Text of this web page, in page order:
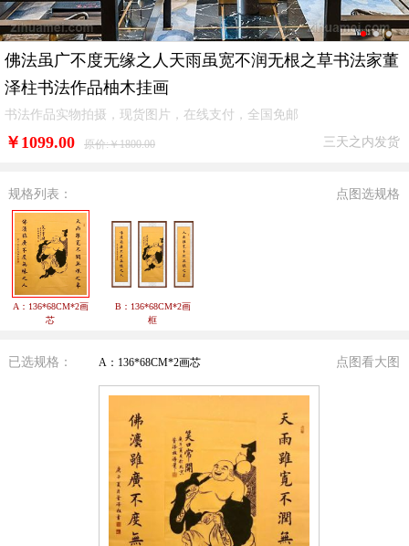
佛法虽广不度无缘之人天雨虽宽不润无根之草书法家董
泽柱书法作品柚木挂画
书法作品实物拍摄，现货图片，在线支付，全国免邮
￥ 1099.00 原价:￥1800.00 三天之内发货
规格列表： 点图选规格
A：136*68CM*2画
芯
B：136*68CM*2画
框
已选规格： A：136*68CM*2画芯 点图看大图